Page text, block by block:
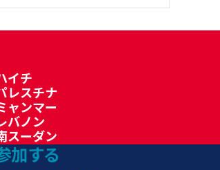
イチ
レスチナ
ャンマー
バノン
スーダン
加する